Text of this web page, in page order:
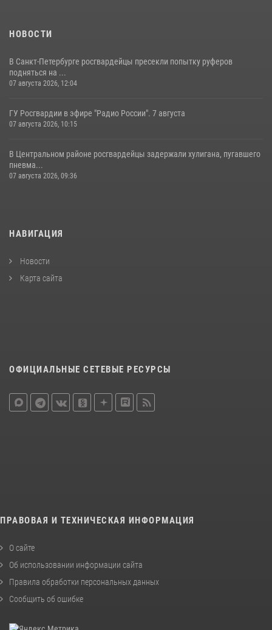
НОВОСТИ
В Санкт-Петербурге росгвардейцы пресекли попытку руферов
подняться на ...
07 августа 2026, 12:04
ГУ Росгвардии в эфире "Радио России". 7 августа
07 августа 2026, 10:15
В Центральном районе росгвардейцы задержали хулигана, пугавшего
пневма...
07 августа 2026, 09:36
НАВИГАЦИЯ
Новости
Карта сайта
ОФИЦИАЛЬНЫЕ СЕТЕВЫЕ РЕСУРСЫ
ПРАВОВАЯ И ТЕХНИЧЕСКАЯ ИНФОРМАЦИЯ
О сайте
Об использовании информации сайта
Правила обработки персональных данных
Сообщить об ошибке